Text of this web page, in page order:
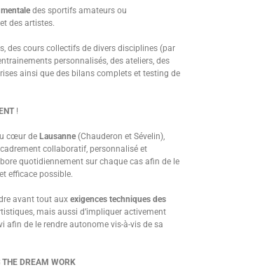
des sportifs amateurs ou
des artistes.
des cours collectifs de divers disciplines (par
personnalisés, des ateliers, des
ainsi que des bilans complets et testing de
!
cœur de Lausanne (Chauderon et Sévelin),
collaboratif, personnalisé et
quotidiennement sur chaque cas afin de le
efficace possible.
avant tout aux exigences techniques des
mais aussi d’impliquer activement
afin de le rendre autonome vis-à-vis de sa
DREAM WORK